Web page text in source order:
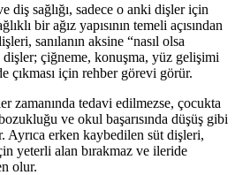
diş sağlığı, sadece o anki dişler için
bir ağız yapısının temeli açısından
sanılanın aksine “nasıl olsa
çiğneme, konuşma, yüz gelişimi
çıkması için rehber görevi görür.
zamanında tedavi edilmezse, çocukta
ve okul başarısında düşüş gibi
erken kaybedilen süt dişleri,
yeterli alan bırakmaz ve ileride
olur.